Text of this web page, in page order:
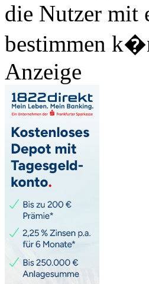
die Nutzer mit
bestimmen
Anzeige